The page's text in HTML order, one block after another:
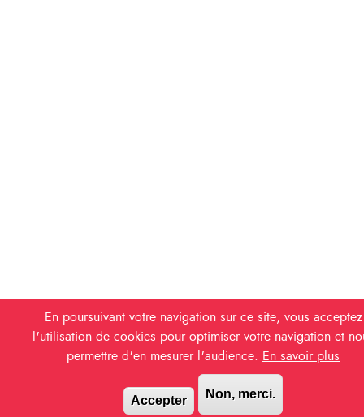
En poursuivant votre navigation sur ce site, vous acceptez
l'utilisation de cookies pour optimiser votre navigation et
permettre d'en mesurer l'audience.
En savoir plus
Accepter Non, merci.